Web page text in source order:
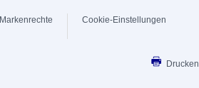
Markenrechte Cookie-Einstellungen
Drucken